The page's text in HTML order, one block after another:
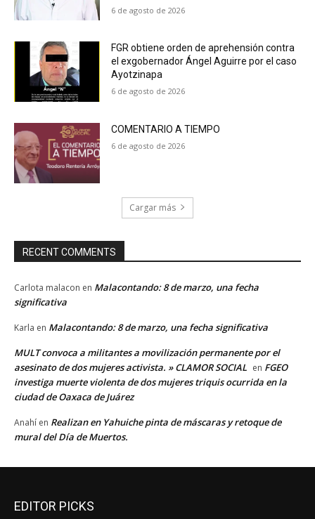
6 de agosto de 2026
FGR obtiene orden de aprehensión contra
el exgobernador Ángel Aguirre por el caso
Ayotzinapa
6 de agosto de 2026
COMENTARIO A TIEMPO
6 de agosto de 2026
Cargar más
RECENT COMMENTS
Carlota malacon en Malacontando: 8 de marzo, una fecha
significativa
Karla en Malacontando: 8 de marzo, una fecha significativa
MULT convoca a militantes a movilización permanente por el
asesinato de dos mujeres activista. » CLAMOR SOCIAL en FGEO
investiga muerte violenta de dos mujeres triquis ocurrida en la
ciudad de Oaxaca de Juárez
Anahí en Realizan en Yahuiche pinta de máscaras y retoque de
mural del Día de Muertos.
EDITOR PICKS